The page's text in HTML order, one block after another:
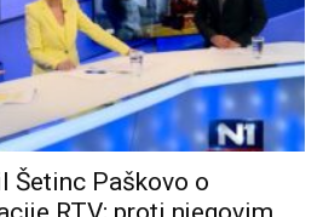
Šetinc Paškovo o